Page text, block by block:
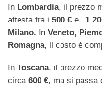
In Lombardia, il prezzo
attesta tra i 500 € e i
Milano.
In Veneto,
Romagna, il costo è
In Toscana, il prezzo
circa 600 €, ma si passa